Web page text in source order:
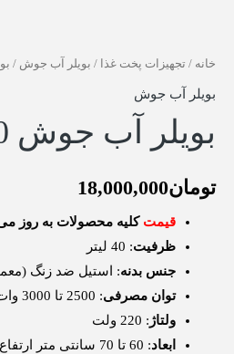
خانه / تجهیزات پخت غذا / بویلر آب جوش /
بویلر آب جوش
بویلر آب جوش 40 لیتری
تومان18,000,000
قیمت کلیه محصولات به روز
ظرفیت: 40 لیتر
جنس بدنه: استیل ضد زنگ (معمولاً 304 یا
توان مصرفی: 2500 تا 3000 وات
ولتاژ : 220 ولت
ابعاد: 60 تا 70 سانتی متر ارتفاع، 40 تا 50 سانتی متر قطر